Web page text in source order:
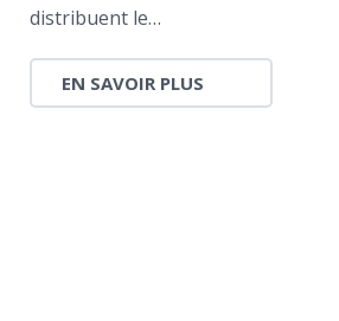
distribuent le…
EN SAVOIR PLUS